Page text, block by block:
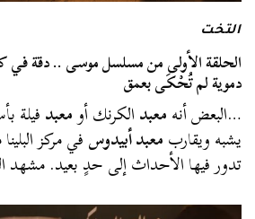
التخت
الحلقة الأولى من مسلسل موسى .. دقة
دموية لم تُحْكَى بعمق
…البعض أنهمعبدالكرنك أومعبدفيلة
يشبه ويقاربمعبد أبيدوسفي مركز
تدور فيها الأحداث إلى حدٍ بعيد.